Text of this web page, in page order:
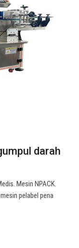
darah
Mesin NPACK.
pelabel pena